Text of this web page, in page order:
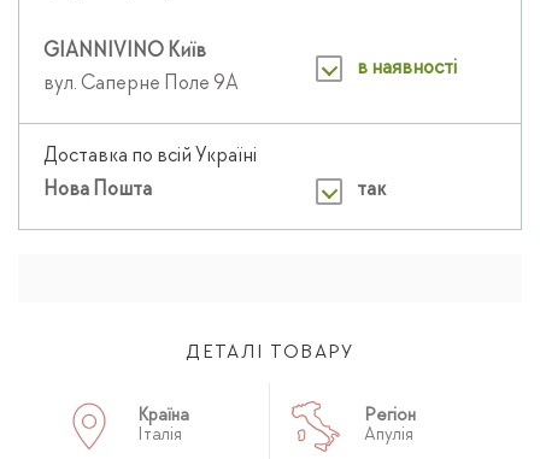
GIANNIVINO Київ
вул. Саперне Поле 9А
в наявності
Доставка по всій Україні
Нова Пошта
так
ДЕТАЛІ ТОВАРУ
Країна
Італія
Регіон
Апулія